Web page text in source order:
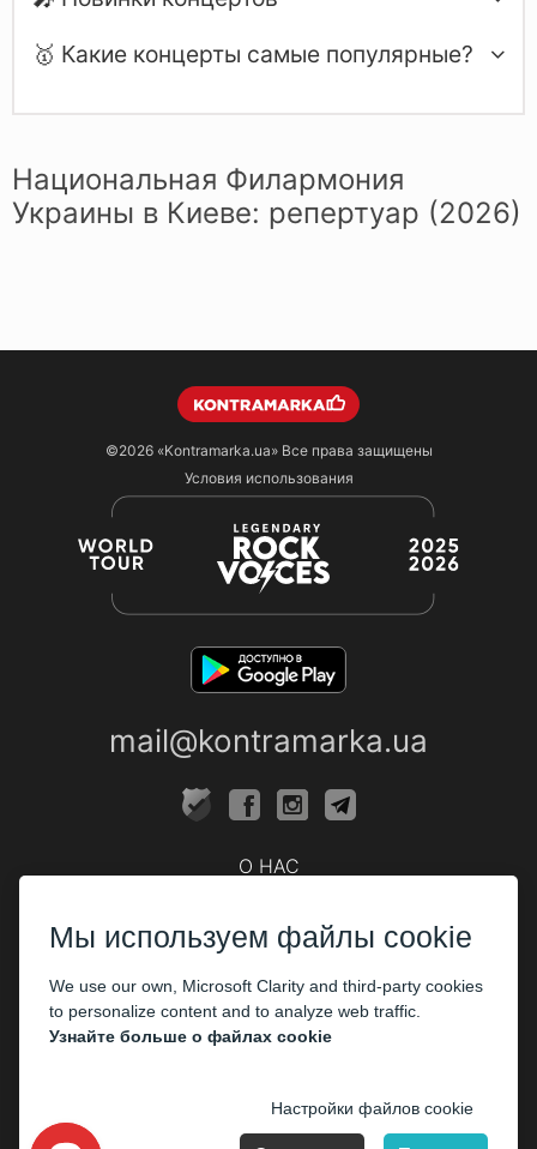
🥇 Какие концерты самые популярные?
Национальная Филармония
Украины в Киеве: репертуар (2026)
©2026 «Kontramarka.ua»Все права защищены
Условия использования
mail@kontramarka.ua
О НАС
ПАРТНЕРАМ
Организаторам
Корпоративным клиентам
Мы используем файлы cookie
We use our own, Microsoft Clarity and third-party cookies
to personalize content and to analyze web traffic.
Узнайте больше о файлах cookie
Настройки файлов cookie